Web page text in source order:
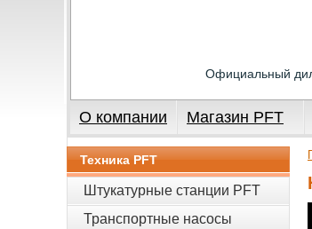
Официальный
О компании Магазин PFT
Техника PFT
Штукатурные станции PFT
Транспортные насосы